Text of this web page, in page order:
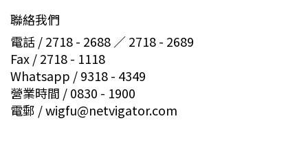
聯絡我們
電話 / 2718 - 2688 ／ 2718 - 2689
Fax / 2718 - 1118
Whatsapp / 9318 - 4349
營業時間 / 0830 - 1900
電郵 / wigfu@netvigator.com